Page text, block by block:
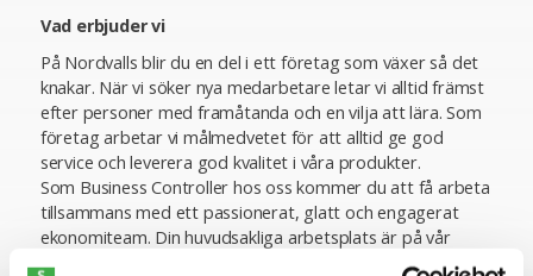
Vad erbjuder vi
På Nordvalls blir du en del i ett företag som växer så det
knakar. När vi söker nya medarbetare letar vi alltid främst
efter personer med framåtanda och en vilja att lära. Som
företag arbetar vi målmedvetet för att alltid ge god
service och leverera god kvalitet i våra produkter.
Som Business Controller hos oss kommer du att få arbeta
tillsammans med ett passionerat, glatt och engagerat
ekonomiteam. Din huvudsakliga arbetsplats är på vår
tillverkningsenhet i Sjöbo.